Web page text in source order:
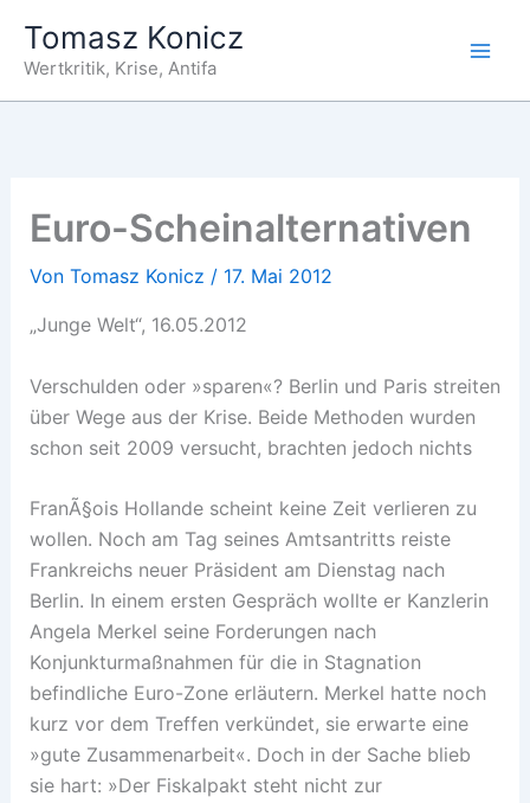
Inhalt
springen
Tomasz Konicz
Wertkritik, Krise, Antifa
Euro-Scheinalternativen
Von Tomasz Konicz / 17. Mai 2012
„Junge Welt“, 16.05.2012
Verschulden oder »sparen«? Berlin und Paris streiten
über Wege aus der Krise. Beide Methoden wurden
schon seit 2009 versucht, brachten jedoch nichts
FranÃ§ois Hollande scheint keine Zeit verlieren zu
wollen. Noch am Tag seines Amtsantritts reiste
Frankreichs neuer Präsident am Dienstag nach
Berlin. In einem ersten Gespräch wollte er Kanzlerin
Angela Merkel seine Forderungen nach
Konjunkturmaßnahmen für die in Stagnation
befindliche Euro-Zone erläutern. Merkel hatte noch
kurz vor dem Treffen verkündet, sie erwarte eine
»gute Zusammenarbeit«. Doch in der Sache blieb
sie hart: »Der Fiskalpakt steht nicht zur